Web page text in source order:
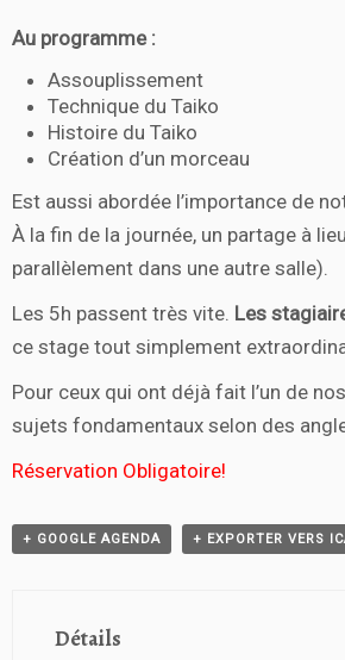
Au programme :
Assouplissement
Technique du Taiko
Histoire du Taiko
Création d’un morceau
Est aussi abordée l’importance de
À la fin de la journée, un partage à
parallèlement dans une autre salle).
Les 5h passent très vite. Les
ce stage tout simplement
Pour ceux qui ont déjà fait l’un de
sujets fondamentaux selon des
Réservation Obligatoire!
+ GOOGLE AGENDA + EXPORTER VERS
Détails